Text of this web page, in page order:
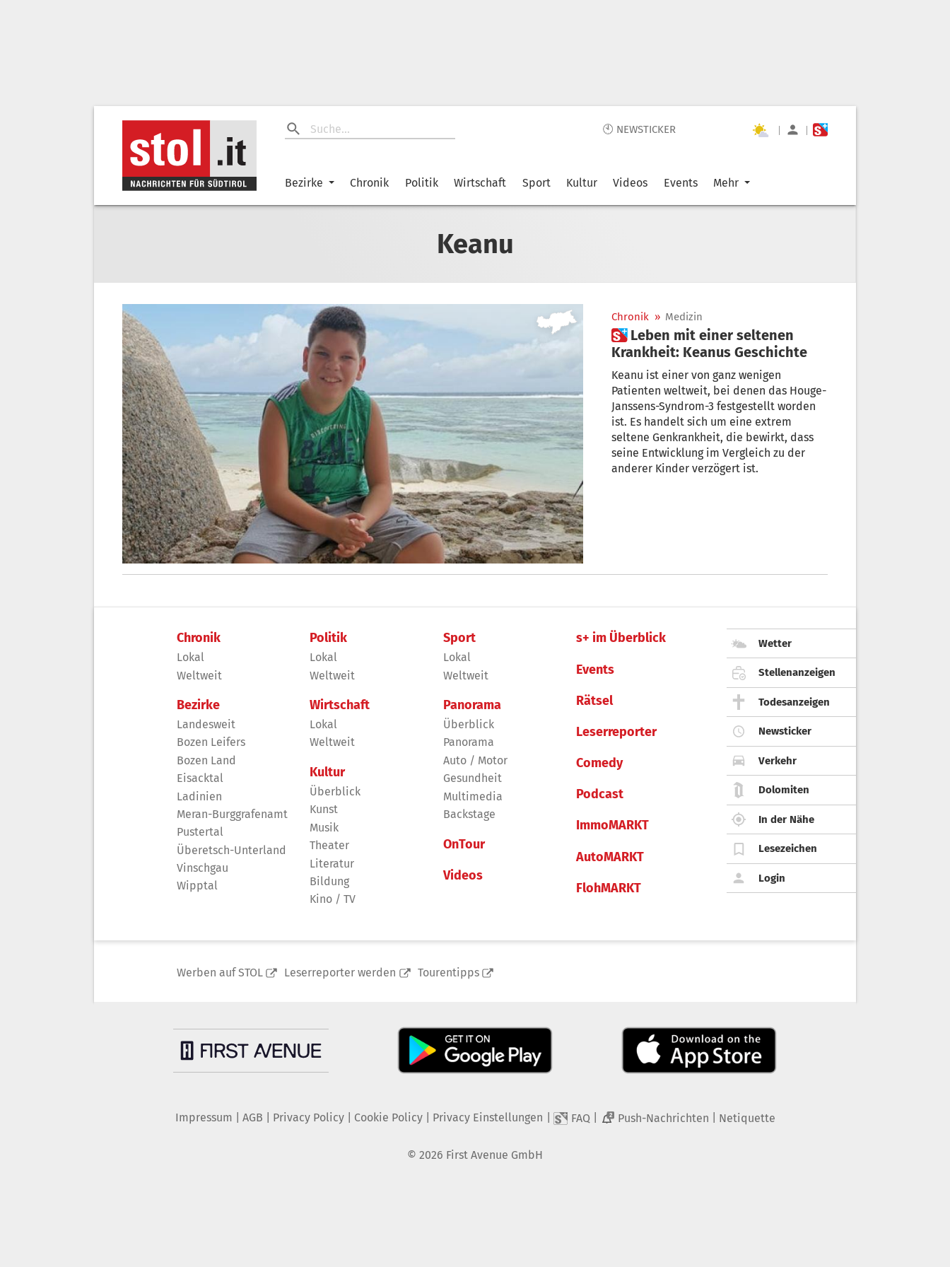
🕙 NEWSTICKER | |
Bezirke Chronik Politik Wirtschaft Sport Kultur Videos Events Mehr
Keanu
Chronik » Medizin
 Leben mit einer seltenen
Krankheit: Keanus Geschichte
Keanu ist einer von ganz wenigen
Patienten weltweit, bei denen das Houge-
Janssens-Syndrom-3 festgestellt worden
ist. Es handelt sich um eine extrem
seltene Genkrankheit, die bewirkt, dass
seine Entwicklung im Vergleich zu der
anderer Kinder verzögert ist.
Chronik
Lokal
Weltweit
Bezirke
Landesweit
Bozen Leifers
Bozen Land
Eisacktal
Ladinien
Meran-Burggrafenamt
Pustertal
Überetsch-Unterland
Vinschgau
Wipptal
Politik
Lokal
Weltweit
Wirtschaft
Lokal
Weltweit
Kultur
Überblick
Kunst
Musik
Theater
Literatur
Bildung
Kino / TV
Sport
Lokal
Weltweit
Panorama
Überblick
Panorama
Auto / Motor
Gesundheit
Multimedia
Backstage
OnTour
Videos
s+ im Überblick
Events
Rätsel
Leserreporter
Comedy
Podcast
ImmoMARKT
AutoMARKT
FlohMARKT
Wetter
Stellenanzeigen
Todesanzeigen
Newsticker
Verkehr
Dolomiten
In der Nähe
Lesezeichen
Login
Werben auf STOL Leserreporter werden Tourentipps
Impressum AGB Privacy Policy| Cookie Policy| Privacy Einstellungen FAQ 2 Push-Nachrichten Netiquette
© 2026 First Avenue GmbH